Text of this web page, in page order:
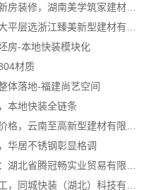
湖南本地装修美学筑家新房装修，湖南美学筑家建材打造理想新居
房-本地快装模块化
材质
体落地-福建尚艺空间
本地快装全链条
华居不锈钢彰显格调